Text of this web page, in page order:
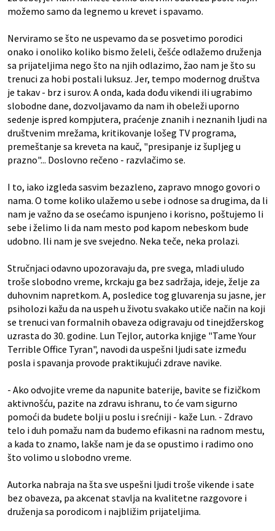
možemo samo da legnemo u krevet i spavamo.
Nerviramo se što ne uspevamo da se posvetimo porodici
onako i onoliko koliko bismo želeli, češće odlažemo druženja
sa prijateljima nego što na njih odlazimo, žao nam je što su
trenuci za hobi postali luksuz. Jer, tempo modernog društva
je takav - brz i surov. A onda, kada dođu vikendi ili ugrabimo
slobodne dane, dozvoljavamo da nam ih obeleži uporno
sedenje ispred kompjutera, praćenje znanih i neznanih ljudi na
društvenim mrežama, kritikovanje lošeg TV programa,
premeštanje sa kreveta na kauč, "presipanje iz šupljeg u
prazno"... Doslovno rečeno - razvlačimo se.
I to, iako izgleda sasvim bezazleno, zapravo mnogo govori o
nama. O tome koliko ulažemo u sebe i odnose sa drugima, da li
nam je važno da se osećamo ispunjeno i korisno, poštujemo li
sebe i želimo li da nam mesto pod kapom nebeskom bude
udobno. Ili nam je sve svejedno. Neka teče, neka prolazi.
Stručnjaci odavno upozoravaju da, pre svega, mladi uludo
troše slobodno vreme, krckaju ga bez sadržaja, ideje, želje za
duhovnim napretkom. A, posledice tog gluvarenja su jasne, jer
psiholozi kažu da na uspeh u životu svakako utiče način na koji
se trenuci van formalnih obaveza odigravaju od tinejdžerskog
uzrasta do 30. godine. Lun Tejlor, autorka knjige "Tame Your
Terrible Office Tyran", navodi da uspešni ljudi sate između
posla i spavanja provode praktikujući zdrave navike.
- Ako odvojite vreme da napunite baterije, bavite se fizičkom
aktivnošću, pazite na zdravu ishranu, to će vam sigurno
pomoći da budete bolji u poslu i srećniji - kaže Lun. - Zdravo
telo i duh pomažu nam da budemo efikasni na radnom mestu,
a kada to znamo, lakše nam je da se opustimo i radimo ono
što volimo u slobodno vreme.
Autorka nabraja na šta sve uspešni ljudi troše vikende i sate
bez obaveza, pa akcenat stavlja na kvalitetne razgovore i
druženja sa porodicom i najbližim prijateljima.